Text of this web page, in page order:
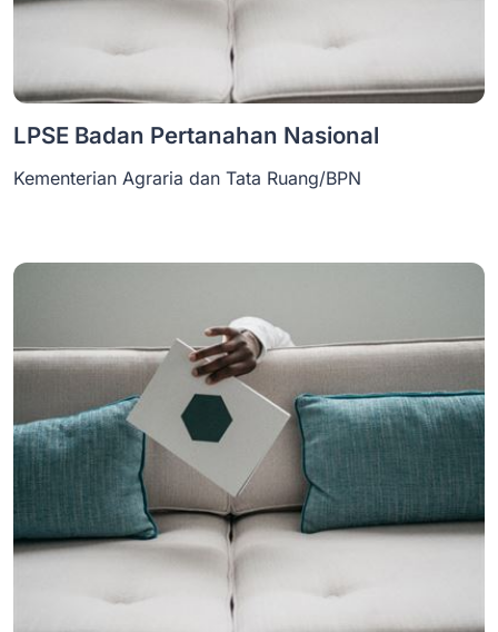
LPSE Badan Pertanahan Nasional
Kementerian Agraria dan Tata Ruang/BPN